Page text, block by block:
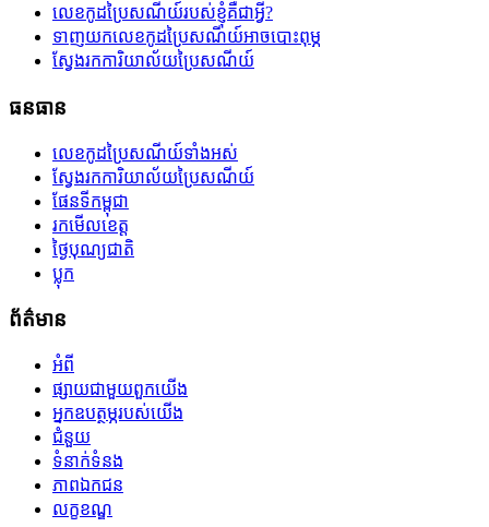
លេខកូដប្រៃសណីយ៍របស់ខ្ញុំគឺជាអ្វី?
ទាញយកលេខកូដប្រៃសណីយ៍អាចបោះពុម្ភ
ស្វែងរកការិយាល័យប្រៃសណីយ៍
ធនធាន
លេខកូដប្រៃសណីយ៍ទាំងអស់
ស្វែងរកការិយាល័យប្រៃសណីយ៍
ផែនទីកម្ពុជា
រកមើលខេត្ត
ថ្ងៃបុណ្យជាតិ
ប្លុក
ព័ត៌មាន
អំពី
ផ្សាយជាមួយពួកយើង
អ្នកឧបត្ថម្ភរបស់យើង
ជំនួយ
ទំនាក់ទំនង
ភាពឯកជន
លក្ខខណ្ឌ